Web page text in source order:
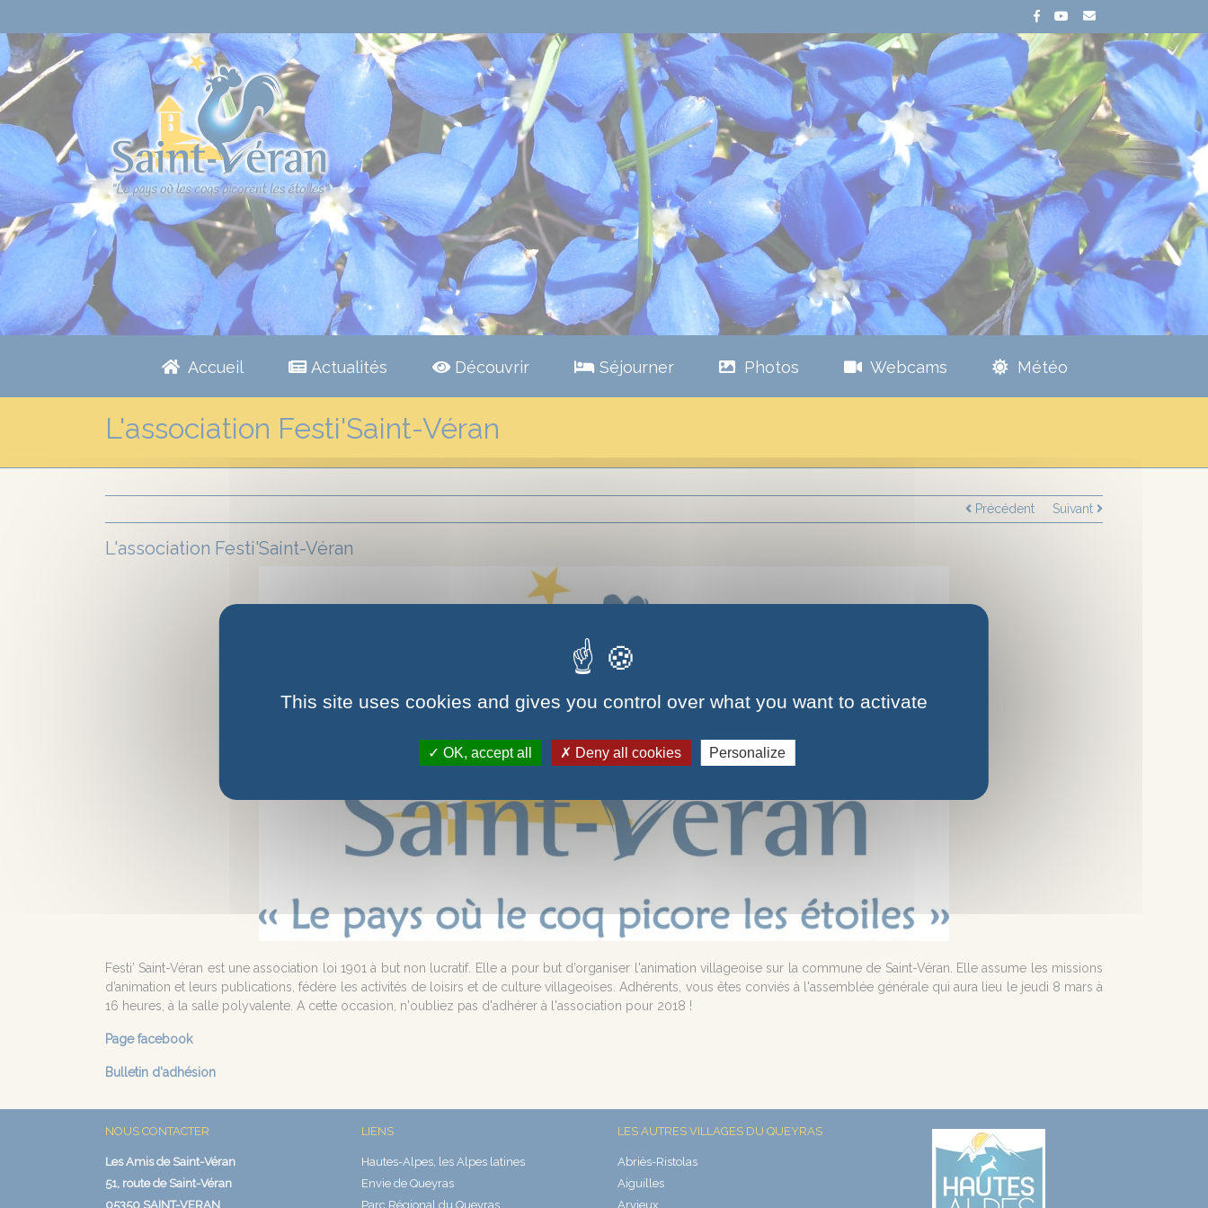
Accueil Actualités Découvrir Séjourner Photos Webcams Météo
L'association Festi'Saint-Véran
Précédent Suivant
L'association Festi'Saint-Véran
Festi’ Saint-Véran est une association loi 1901 à but non lucratif. Elle a pour but d’organiser l'animation villageoise sur la commune de Saint-Véran. Elle assume les missions
d’animation et leurs publications, fédère les activités de loisirs et de culture villageoises. Adhérents, vous êtes conviés à l'assemblée générale qui aura lieu le jeudi 8 mars à
16 heures, à la salle polyvalente. A cette occasion, n'oubliez pas d'adhérer à l'association pour 2018 !
Page facebook
Bulletin d'adhésion
NOUS CONTACTER
Les Amis de Saint-Véran
51, route de Saint-Véran
05350 SAINT-VERAN
LIENS
Hautes-Alpes, les Alpes latines
Envie de Queyras
Parc Régional du Queyras
LES AUTRES VILLAGES DU QUEYRAS
Abriès-Ristolas
Aiguilles
Arvieux
This site uses cookies and gives you control over what you want to activate
OK, accept all Deny all cookies Personalize